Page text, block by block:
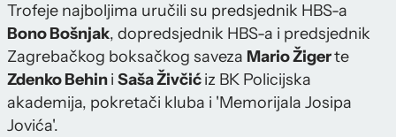
Trofeje najboljima uručili su predsjednik HBS-a
Bono Bošnjak, dopredsjednik HBS-a i predsjednik
Zagrebačkog boksačkog saveza Mario Žigerte
Zdenko Behini Saša Živčićiz BK Policijska
akademija, pokretači kluba i 'Memorijala Josipa
Jovića'.